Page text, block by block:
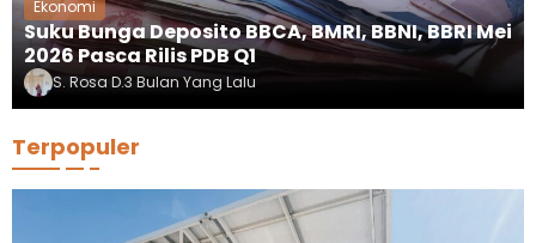
Ekonomi
Suku Bunga Deposito BBCA, BMRI, BBNI, BBRI Mei
2026 Pasca Rilis PDB Q1
S. Rosa D.3 Bulan Yang Lalu
Terpopuler